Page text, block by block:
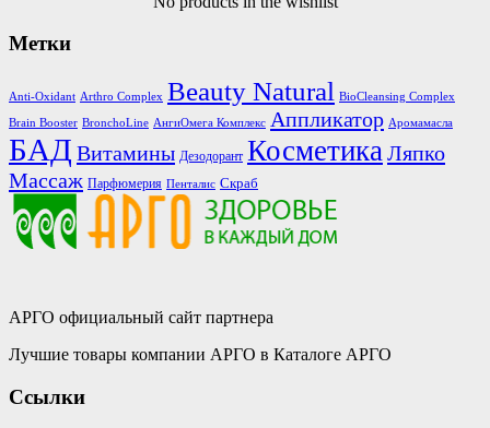
Метки
Anti-Oxidant Arthro Complex Beauty Natural BioCleansing Complex
Brain Booster BronchoLine АнгиОмега Комплекс Аппликатор Аромамасла
БАД Витамины Дезодорант КосметикаЛяпко
Массаж Парфюмерия Пенталис Скраб
АРГО официальный сайт партнера
Лучшие товары компании АРГО в Каталоге АРГО
Ссылки